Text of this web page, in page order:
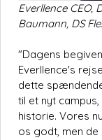
Everllence CEO,
Baumann, DS
"Dagens
Everllence's
dette
til et nyt
historie. Vores
os godt, men